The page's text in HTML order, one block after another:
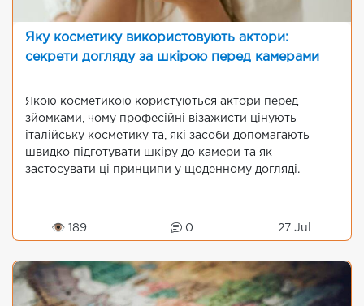
Яку косметику використовують актори:
секрети догляду за шкірою перед камерами
Якою косметикою користуються актори перед
зйомками, чому професійні візажисти цінують
італійську косметику та, які засоби допомагають
швидко підготувати шкіру до камери та як
застосувати ці принципи у щоденному догляді.
👁 189 0 27 Jul